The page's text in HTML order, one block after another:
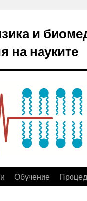
и
на науките
Обучение